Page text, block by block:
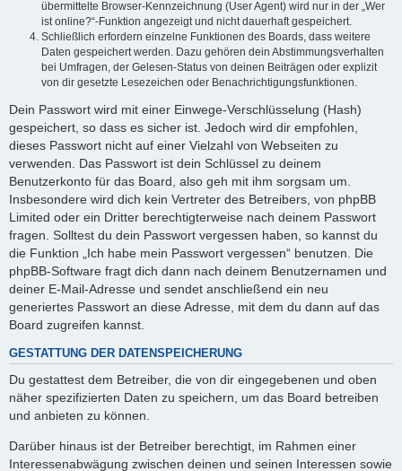
übermittelte Browser-Kennzeichnung (User Agent) wird nur in der „Wer
ist online?“-Funktion angezeigt und nicht dauerhaft gespeichert.
Schließlich erfordern einzelne Funktionen des Boards, dass weitere
Daten gespeichert werden. Dazu gehören dein Abstimmungsverhalten
bei Umfragen, der Gelesen-Status von deinen Beiträgen oder explizit
von dir gesetzte Lesezeichen oder Benachrichtigungsfunktionen.
Dein Passwort wird mit einer Einwege-Verschlüsselung (Hash)
gespeichert, so dass es sicher ist. Jedoch wird dir empfohlen,
dieses Passwort nicht auf einer Vielzahl von Webseiten zu
verwenden. Das Passwort ist dein Schlüssel zu deinem
Benutzerkonto für das Board, also geh mit ihm sorgsam um.
Insbesondere wird dich kein Vertreter des Betreibers, von phpBB
Limited oder ein Dritter berechtigterweise nach deinem Passwort
fragen. Solltest du dein Passwort vergessen haben, so kannst du
die Funktion „Ich habe mein Passwort vergessen“ benutzen. Die
phpBB-Software fragt dich dann nach deinem Benutzernamen und
deiner E-Mail-Adresse und sendet anschließend ein neu
generiertes Passwort an diese Adresse, mit dem du dann auf das
Board zugreifen kannst.
GESTATTUNG DER DATENSPEICHERUNG
Du gestattest dem Betreiber, die von dir eingegebenen und oben
näher spezifizierten Daten zu speichern, um das Board betreiben
und anbieten zu können.
Darüber hinaus ist der Betreiber berechtigt, im Rahmen einer
Interessenabwägung zwischen deinen und seinen Interessen sowie